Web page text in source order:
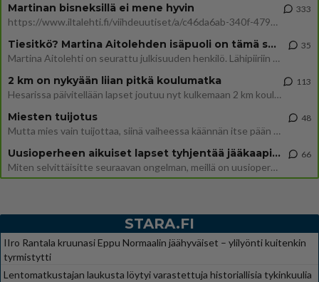
Martinan bisneksillä ei mene hyvin
https://www.iltalehti.fi/viihdeuutiset/a/c46da6ab-340f-4790-aaa7-0865eed2336 Yrityksen konkurssihakemus on tullut kärä
333
Tiesitkö? Martina Aitolehden isäpuoli on tämä suosittu laulaja
Martina Aitolehti on seurattu julkisuuden henkilö. Lähipiiriin mahtuu muitakin tunnettuja henkilöitä. Tiesitkö, että Ma
35
2 km on nykyään liian pitkä koulumatka
Hesarissa päivitellään lapset joutuu nyt kulkemaan 2 km kouluun jösses. Ruostefillarilla tuo matka menee vaikka miten äk
113
Miesten tuijotus
Mutta mies vain tuijottaa, siinä vaiheessa käännän itse pään pois. Mikä juttu? Yleensä jos joku tuijottaa tai katsoo, hä
48
Uusioperheen aikuiset lapset tyhjentää jääkaapin käydessään
Miten selvittäisitte seuraavan ongelman, meillä on uusioperhe, minulla teini-ikäiset lapset ja puolisolla aikuiset, jotk
66
STARA.FI
IIro Rantala kruunasi Eppu Normaalin jäähyväiset – ylilyönti kuitenkin
tyrmistytti
Lentomatkustajan laukusta löytyi varastettuja historiallisia tykinkuulia